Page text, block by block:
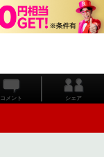
コメント シェア